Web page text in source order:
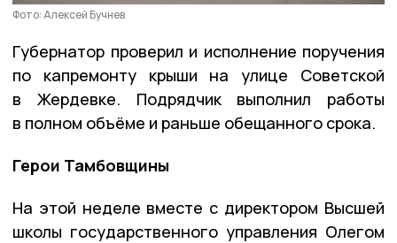
Фото: Алексей Бучнев
Губернатор проверил и исполнение поручения
по капремонту крыши на улице Советской
в Жердевке. Подрядчик выполнил работы
в полном объёме и раньше обещанного срока.
Герои Тамбовщины
На этой неделе вместе с директором Высшей
школы государственного управления Олегом